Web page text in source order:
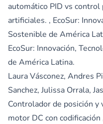
automático PID vs
artificiales. , EcoSur:
Sostenible de América
EcoSur: Innovación,
de América Latina.
Laura Vásconez, Andres
Sanchez, Julissa Orrala,
Controlador de posición y
motor DC con codificación